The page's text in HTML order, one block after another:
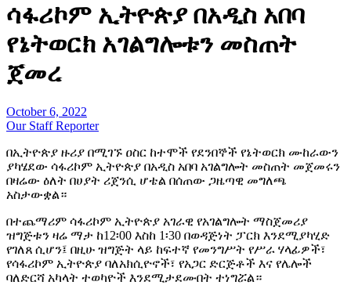
ሳፋሪኮም ኢትዮጵያ በአዲስ አበባ
የኔትወርክ አገልግሎቱን መስጠት
ጀመረ
October 6, 2022
Our Staff Reporter
በኢትዮጵያ ዙሪያ በሚገኙ ዐስር ከተሞች የደንበኞች የኔትወርክ ሙከራውን
ያካሄደው ሳፋሪኮም ኢትዮጵያ በአዲስ አበባ አገልግሎት መስጠት መጀመሩን
በዛሬው ዕለት በሀያት ሪጀንሲ ሆቴል በሰጠው ጋዜጣዊ መግለጫ
አስታውቋል።
በተጨማሪም ሳፋሪኮም ኢትዮጵያ አገራዊ የአገልግሎት ማስጀመሪያ
ዝግጅቱን ዛሬ ማታ ከ12፡00 እስከ 1፡30 በወዳጅነት ፓርክ እንደሚያካሂድ
የገለጸ ሲሆን፤ በዚሁ ዝግጅት ላይ ከፍተኛ የመንግሥት የሥራ ሃላፊዎች፣
የሳፋሪኮም ኢትዮጵያ ባለአክሲዮኖች፣ የአጋር ድርጅቶች እና የሌሎች
ባለድርሻ አካላት ተወካዮች እንደሚታደሙበት ተነግሯል።